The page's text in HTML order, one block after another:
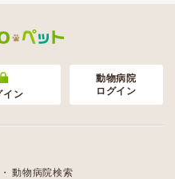
イン
動物病院
ログイン
動物病院検索